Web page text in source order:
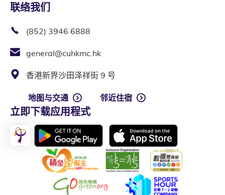
联络我们
(852) 3946 6888
general@cuhkmc.hk
香港新界沙田泽祥街 9 号
地图与交通 邻近住宿
立即下载应用程式